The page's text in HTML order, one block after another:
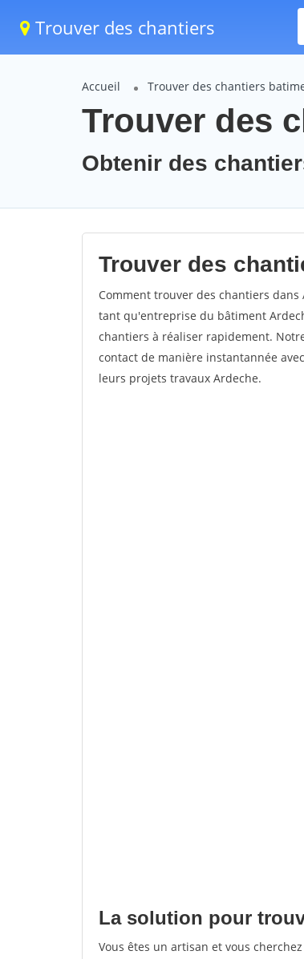
Trouver des chantiers
Accueil Trouver des chantiers
Trouver des
Obtenir des
Trouver des
Comment trouver des chantiers
tant qu'entreprise du bâtiment
chantiers à réaliser rapidement.
contact de manière instantannée
leurs projets travaux Ardeche.
La solution pour
Vous êtes un artisan et vous